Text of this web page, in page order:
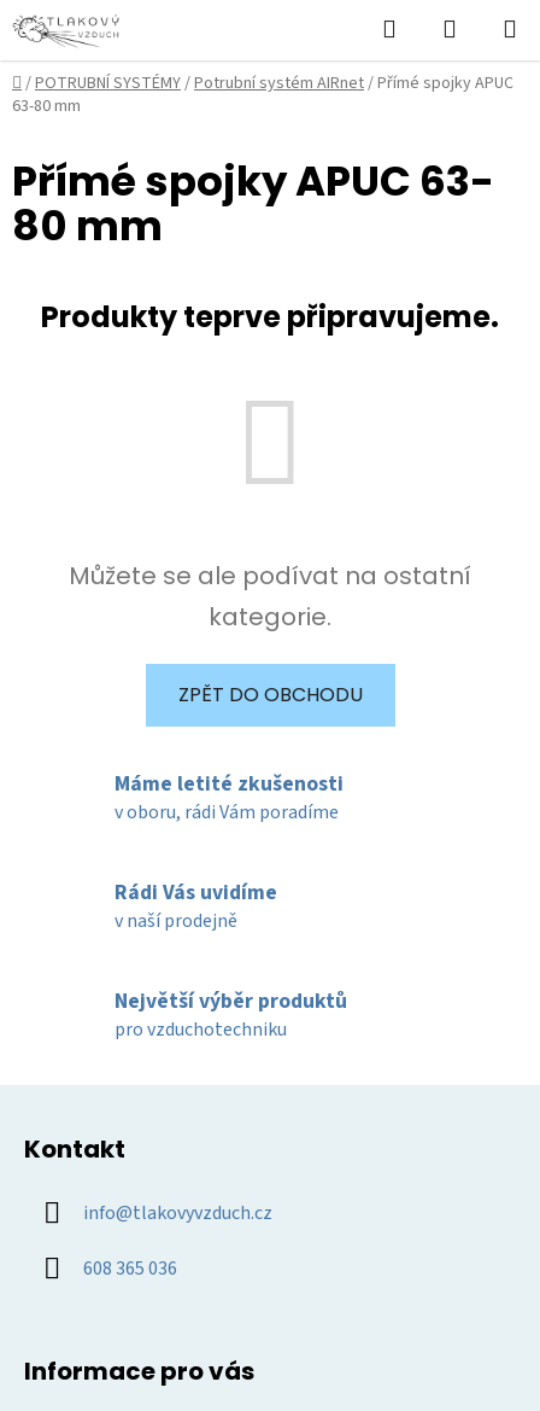
Přejít
na
obsah
Hledat
KOŠÍK
Domů
/POTRUBNÍ SYSTÉMY/Potrubní systém AIRnet/Přímé spojky APUC
63-80 mm
Přímé spojky APUC 63-
80 mm
Produkty teprve připravujeme.
Můžete se ale podívat na ostatní
kategorie.
ZPĚT DO OBCHODU
Máme letité zkušenosti
v oboru, rádi Vám poradíme
Rádi Vás uvidíme
v naší prodejně
Největší výběr produktů
pro vzduchotechniku
Kontakt
info@tlakovyvzduch.cz
608 365 036
Informace pro vás